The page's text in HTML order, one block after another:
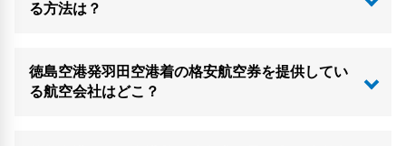
る方法は？
徳島空港発羽田空港着の格安航空券を提供してい
る航空会社はどこ？